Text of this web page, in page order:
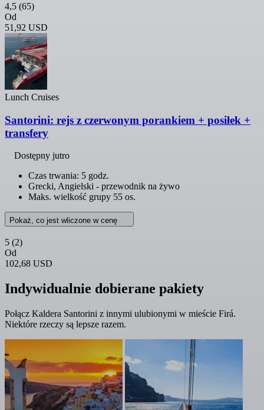
4,5 (65)
Od
51,92 USD
Lunch Cruises
Santorini: rejs z czerwonym porankiem + posiłek +
transfery
Dostępny jutro
Czas trwania: 5 godz.
Grecki, Angielski - przewodnik na żywo
Maks. wielkość grupy 55 os.
Pokaż, co jest wliczone w cenę
5 (2)
Od
102,68 USD
Indywidualnie dobierane pakiety
Połącz Kaldera Santorini z innymi ulubionymi w mieście Firá.
Niektóre rzeczy są lepsze razem.